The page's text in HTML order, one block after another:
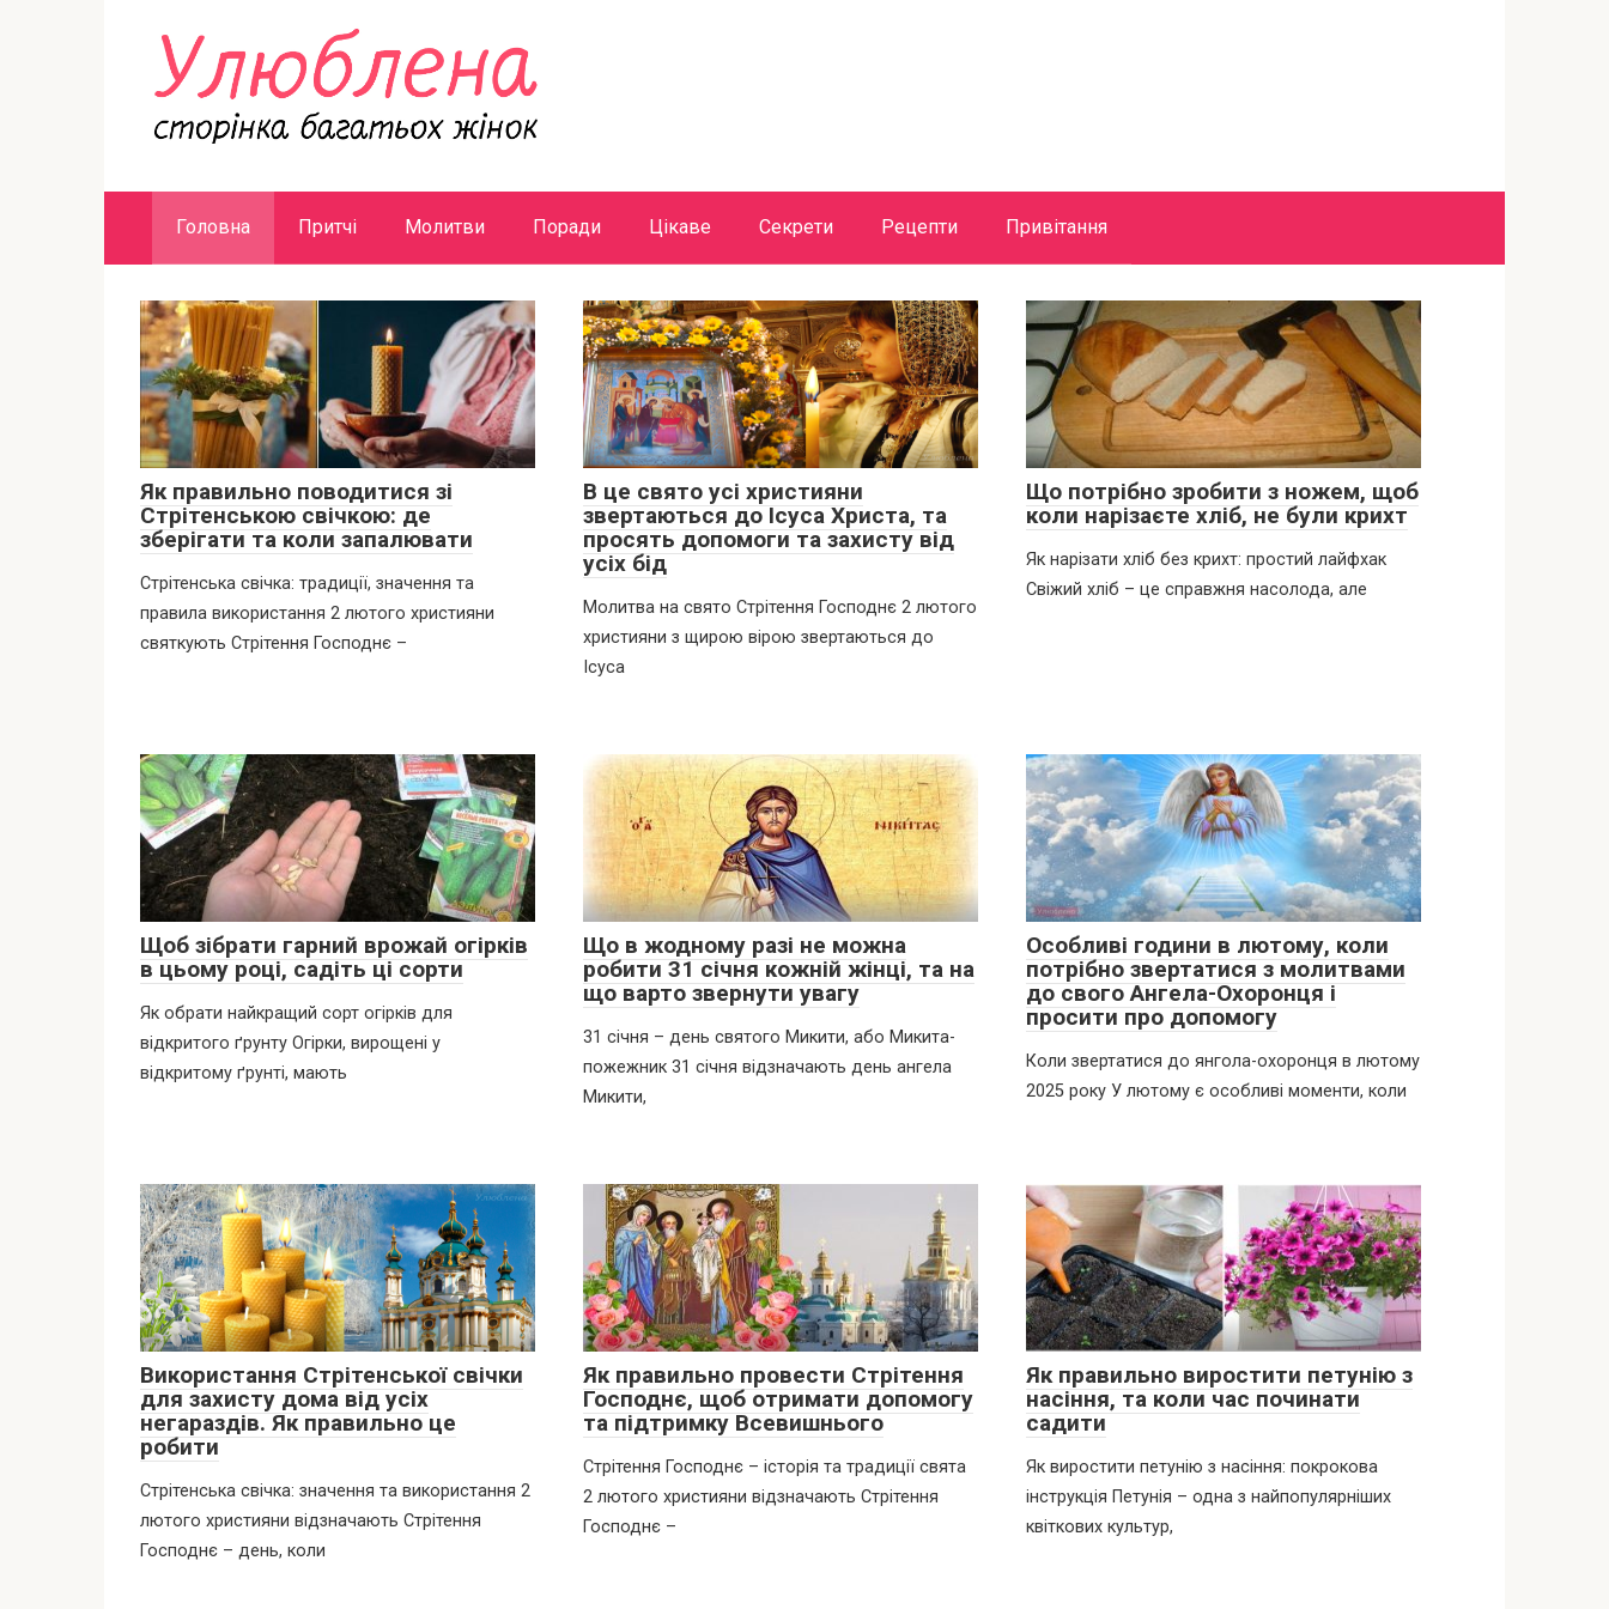
Головна Притчі Молитви Поради Цікаве Секрети Рецепти Привітання
Як правильно поводитися зі
Стрітенською свічкою: де
зберігати та коли запалювати
Стрітенська свічка: традиції, значення та
правила використання 2 лютого християни
святкують Стрітення Господнє –
В це свято усі християни
звертаються до Ісуса Христа, та
просять допомоги та захисту від
усіх бід
Молитва на свято Стрітення Господнє 2 лютого
християни з щирою вірою звертаються до
Ісуса
Що потрібно зробити з ножем, щоб
коли нарізаєте хліб, не були крихт
Як нарізати хліб без крихт: простий лайфхак
Свіжий хліб – це справжня насолода, але
Щоб зібрати гарний врожай огірків
в цьому році, садіть ці сорти
Як обрати найкращий сорт огірків для
відкритого ґрунту Огірки, вирощені у
відкритому ґрунті, мають
Що в жодному разі не можна
робити 31 січня кожній жінці, та на
що варто звернути увагу
31 січня – день святого Микити, або Микита-
пожежник 31 січня відзначають день ангела
Микити,
Особливі години в лютому, коли
потрібно звертатися з молитвами
до свого Ангела-Охоронця і
просити про допомогу
Коли звертатися до янгола-охоронця в лютому
2025 року У лютому є особливі моменти, коли
Використання Стрітенської свічки
для захисту дома від усіх
негараздів. Як правильно це
робити
Стрітенська свічка: значення та використання 2
лютого християни відзначають Стрітення
Господнє – день, коли
Як правильно провести Стрітення
Господнє, щоб отримати допомогу
та підтримку Всевишнього
Стрітення Господнє – історія та традиції свята
2 лютого християни відзначають Стрітення
Господнє –
Як правильно виростити петунію з
насіння, та коли час починати
садити
Як виростити петунію з насіння: покрокова
інструкція Петунія – одна з найпопулярніших
квіткових культур,